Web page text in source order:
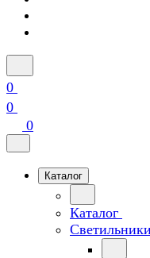
0
0
0
Каталог
Каталог